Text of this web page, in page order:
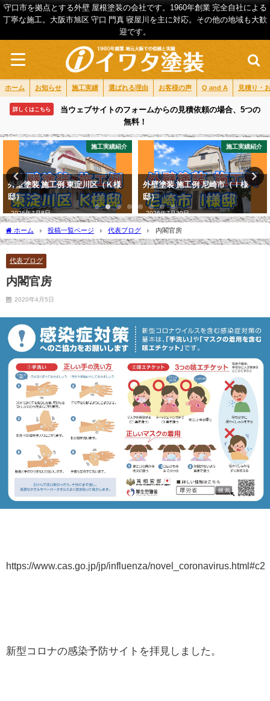
守口市を拠点とする外壁 屋根塗装の会社です。1960年創業 完全自社による
丁寧な施工。大阪市旭区 守口 門真 寝屋川を主に対応。その他の地域も大歓
迎です。
ホーム お知らせ 施工実績 選ばれる理由 お客様の声 Q and A 見積り・
詳しくはこちら
当ウェブサイトのフォームからの見積依頼の場合、5つの
無料！
施工実績紹介
外壁塗装 施工例 東淀川区（Ｋ様
邸）
2026年7月8日
施工実績紹介
外壁塗装 施工例 尼崎市（Ｉ様
邸）
2026年7月30日
ホーム 投稿一覧ページ 代表ブログ 内閣官房
代表ブログ
内閣官房
2020年4月5日
https://www.cas.go.jp/jp/influenza/novel_coronavirus.html#c2
新型コロナの感染予防サイトを拝見しました。